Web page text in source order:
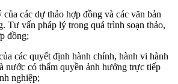
các dự thảo hợp đồng và các văn bản
Tư vấn pháp lý trong quá trình soạn thảo,
đồng;
các quyết định hành chính, hành vi hành
nước có thẩm quyền ảnh hưởng trực tiếp
nghiệp;